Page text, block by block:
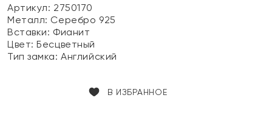
Артикул: 2750170
Металл: Серебро 925
Вставки: Фианит
Цвет:Бесцветный
Тип замка:Английский
В ИЗБРАННОЕ